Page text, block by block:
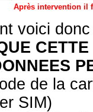
Après intervention il
voici
de la
SIM)